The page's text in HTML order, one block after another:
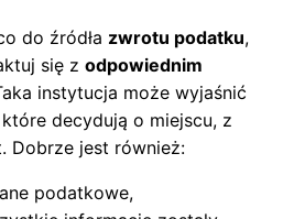
do źródła zwrotu podatku,
się z odpowiednim
instytucja może wyjaśnić
które decydują o miejscu, z
Dobrze jest również:
podatkowe,